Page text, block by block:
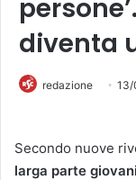
diventa
redazione 13/
Secondo nuove
larga parte